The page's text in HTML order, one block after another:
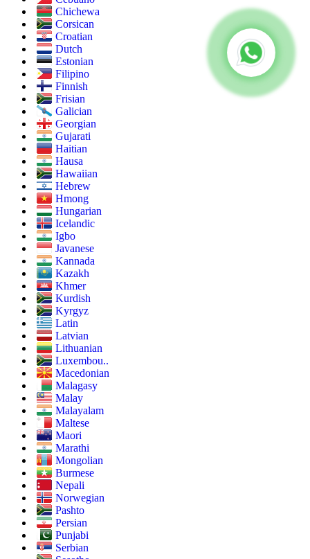
Chichewa
Corsican
Croatian
Dutch
Estonian
Filipino
Finnish
Frisian
Galician
Georgian
Gujarati
Haitian
Hausa
Hawaiian
Hebrew
Hmong
Hungarian
Icelandic
Igbo
Javanese
Kannada
Kazakh
Khmer
Kurdish
Kyrgyz
Latin
Latvian
Lithuanian
Luxembou..
Macedonian
Malagasy
Malay
Malayalam
Maltese
Maori
Marathi
Mongolian
Burmese
Nepali
Norwegian
Pashto
Persian
Punjabi
Serbian